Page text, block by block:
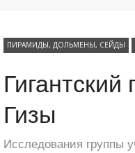
ПИРАМИДЫ, ДОЛЬМЕНЫ, СЕЙДЫ
Гизы
Исследования группы